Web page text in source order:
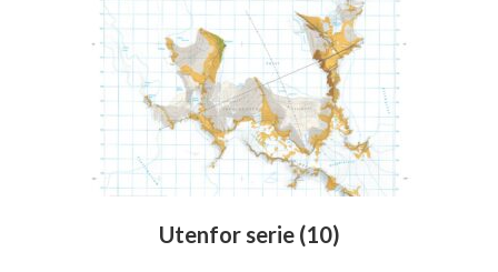
Utenfor serie (10)